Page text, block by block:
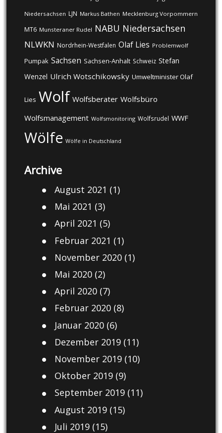
Niedersachsen LJN Markus Bathen Mecklenburg Vorpommern
MT6 Munsteraner Rudel NABU Niedersachsen
NLWKN Nordrhein-Westfalen Olaf Lies Problemwolf
Pumpak Sachsen Sachsen-Anhalt Schweiz Stefan
Wenzel Ulrich Wotschikowsky Umweltminister Olaf
Lies Wolf Wolfsberater Wolfsbüro
Wolfsmanagement Wolfsmonitoring Wolfsrudel WWF
Wölfe Wölfe in Deutschland
Archive
August 2021 (1)
Mai 2021 (3)
April 2021 (5)
Februar 2021 (1)
November 2020(1)
Mai 2020(2)
April 2020(7)
Februar 2020(8)
Januar 2020(6)
Dezember 2019(11)
November 2019(10)
Oktober 2019(9)
September 2019(11)
August 2019(15)
Juli 2019(15)